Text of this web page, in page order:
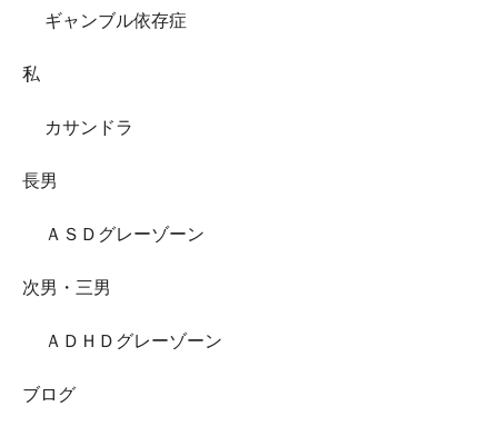
ギャンブル依存症
私
カサンドラ
長男
ＡＳＤグレーゾーン
次男・三男
ＡＤＨＤグレーゾーン
ブログ